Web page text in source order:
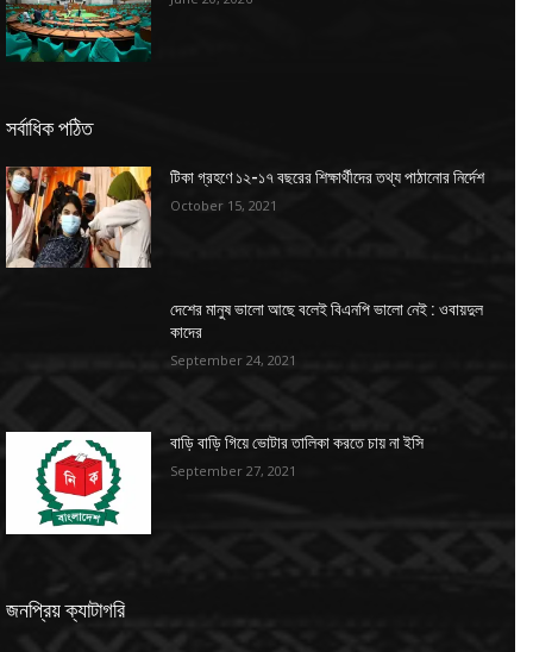
সর্বাধিক পঠিত
টিকা গ্রহণে ১২-১৭ বছরের শিক্ষার্থীদের তথ্য পাঠানোর নির্দেশ
October 15, 2021
দেশের মানুষ ভালো আছে বলেই বিএনপি ভালো নেই : ওবায়দুল
কাদের
September 24, 2021
বাড়ি বাড়ি গিয়ে ভোটার তালিকা করতে চায় না ইসি
September 27, 2021
জনপ্রিয় ক্যাটাগরি